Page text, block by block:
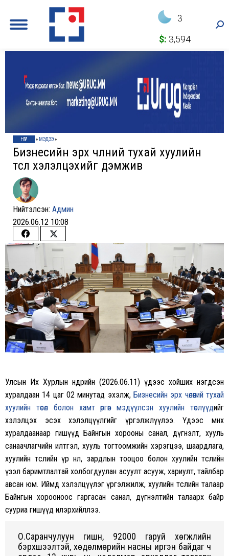
3
$: 3,594
НҮҮР » МЭДЭЭ»
Бизнесийн эрх чөлөөний тухай хуулийн
төсөл хэлэлцэхийг дэмжив
Нийтэлсэн: Админ
2026.06.12 10:08
Share
Facebook
Share
on
Twitter
Улсын Их Хурлын өнөөдрийн (2026.06.11) үдээс хойших нэгдсэн
хуралдаан 14 цаг 02 минутад эхэлж, Бизнесийн эрх чөлөөний тухай
хуулийн төсөл болон хамт өргөн мэдүүлсэн хуулийн төслүүдийг
хэлэлцэх эсэх хэлэлцүүлгийг үргэлжлүүлээ. Үдээс өмнөх
хуралдаанаар гишүүд Байнгын хорооны санал, дүгнэлт, хууль
санаачлагчийн илтгэл, хууль тогтоомжийн хэрэгцээ, шаардлага,
хуулийн төслийн үр нөлөө, зардлын тооцоо болон хуулийн төслийн
үзэл баримтлалтай холбогдуулан асуулт асууж, хариулт, тайлбар
авсан юм. Иймд хэлэлцүүлэг үргэлжилж, хуулийн төслийн талаар
Байнгын хорооноос гаргасан санал, дүгнэлтийн талаарх байр
сууриа гишүүд илэрхийллээ.
О.Саранчулуун гишүүн, 92000 гаруй хөгжлийн
бэрхшээлтэй, хөдөлмөрийн насны иргэн байдаг ч